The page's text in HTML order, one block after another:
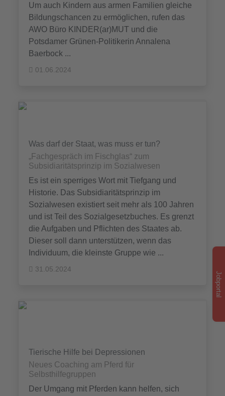
Um auch Kindern aus armen Familien gleiche
Bildungschancen zu ermöglichen, rufen das
AWO Büro KINDER(ar)MUT und die
Potsdamer Grünen-Politikerin Annalena
Baerbock ...
01.06.2024
Was darf der Staat, was muss er tun?
„Fachgespräch im Fischglas“ zum
Subsidiaritätsprinzip im Sozialwesen
Es ist ein sperriges Wort mit Tiefgang und
Historie. Das Subsidiaritätsprinzip im
Sozialwesen existiert seit mehr als 100 Jahren
und ist Teil des Sozialgesetzbuches. Es grenzt
die Aufgaben und Pflichten des Staates ab.
Dieser soll dann unterstützen, wenn das
Individuum, die kleinste Gruppe wie ...
31.05.2024
Tierische Hilfe bei Depressionen
Neues Coaching am Pferd für
Selbsthilfegruppen
Der Umgang mit Pferden kann helfen, sich
Jobportal